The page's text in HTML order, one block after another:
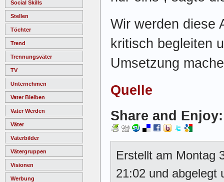
Social Skills
Stellen
Töchter
Trend
Trennungsväter
TV
Unternehmen
Vater Bleiben
Vater Werden
Väter
Väterbilder
Vätergruppen
Visionen
Werbung
Wir werden diese
kritisch begleiten
Umsetzung
Quelle
Share and Enjoy:
Erstellt am Montag
21:02 und abgelegt